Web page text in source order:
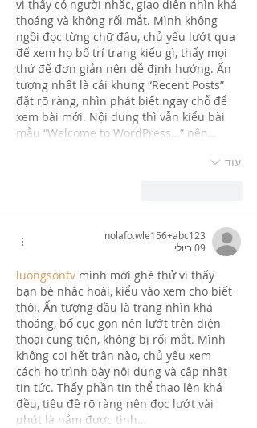
vì thấy có người nhắc, giao diện nhìn khá
thoáng và không rối mắt. Mình không
ngồi đọc từng chữ đâu, chủ yếu lướt qua
để xem họ bố trí trang kiểu gì, thấy mọi
thứ để đơn giản nên dễ định hướng. Ấn
tượng nhất là cái khung “Recent Posts”
đặt rõ ràng, nhìn phát biết ngay chỗ để
xem bài mới. Nội dung thì vẫn kiểu bài
mẫu “Welcome to WordPress…” nên…
עוד
nolafo.wle156+abc123
09 ביולי
luongsontv mình mới ghé thử vì thấy
bạn bè nhắc hoài, kiểu vào xem cho biết
thôi. Ấn tượng đầu là trang nhìn khá
thoáng, bố cục gọn nên lướt trên điện
thoại cũng tiện, không bị rối mắt. Mình
không coi hết trận nào, chủ yếu xem
cách họ trình bày nội dung và cập nhật
tin tức. Thấy phần tin thể thao lên khá
đều, tiêu đề rõ ràng nên đọc lướt vài
phút là nắm được tình…